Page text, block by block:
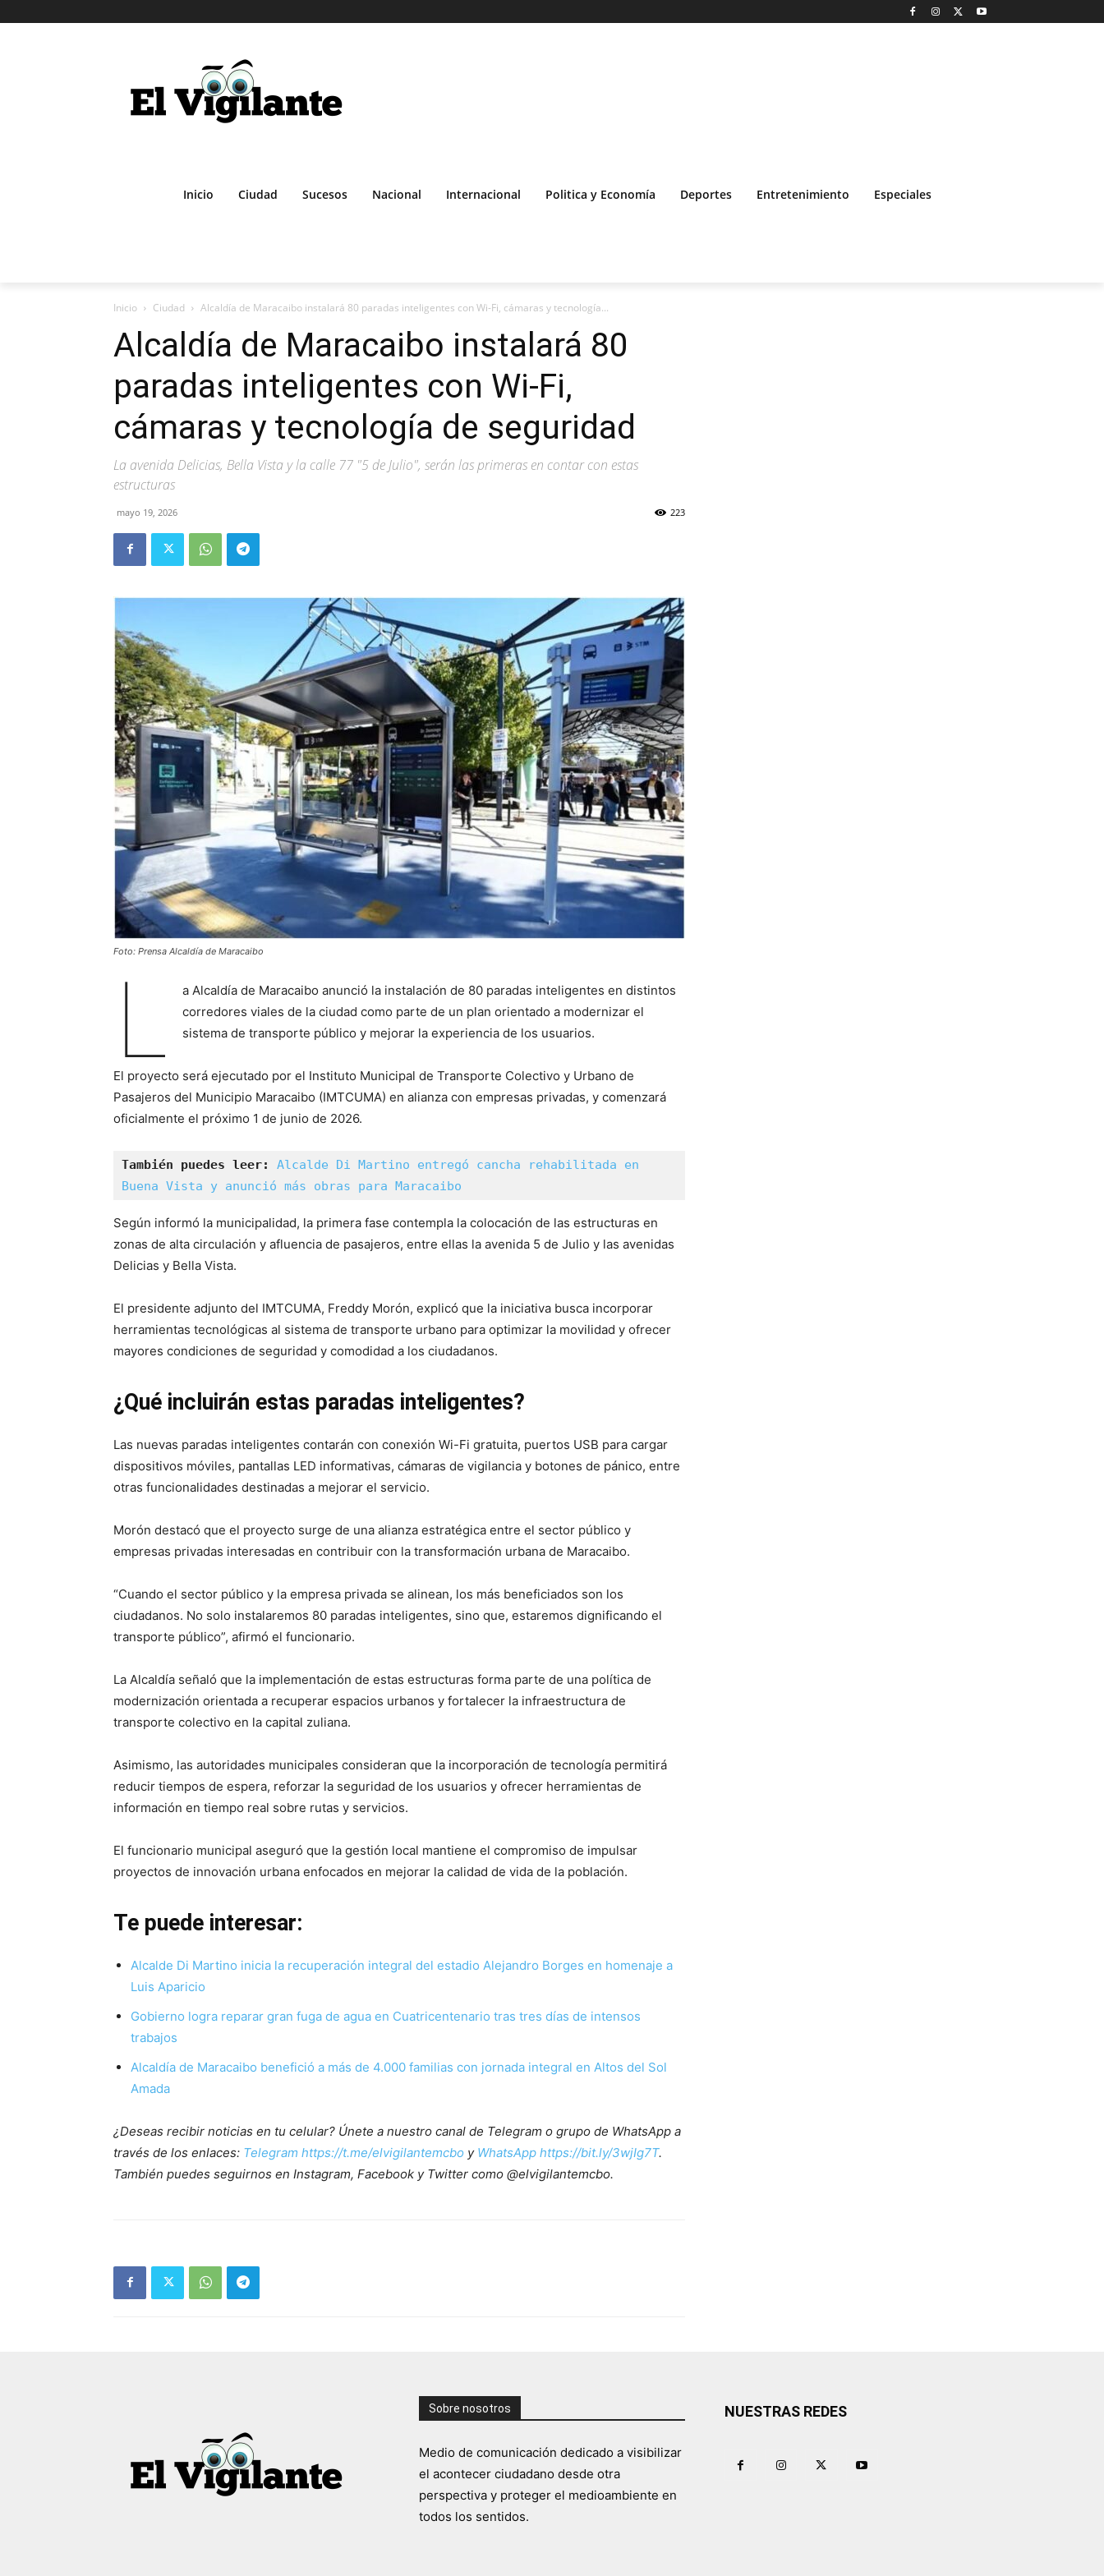
Inicio Ciudad Sucesos Nacional Internacional Politica y Economía Deportes Entretenimiento Especiales
Inicio Ciudad Alcaldía de Maracaibo instalará 80 paradas inteligentes con Wi-Fi, cámaras y tecnología...
Alcaldía de Maracaibo instalará 80
paradas inteligentes con Wi-Fi,
cámaras y tecnología de seguridad
La avenida Delicias, Bella Vista y la calle 77 "5 de Julio", serán las primeras en contar con estas
estructuras
mayo 19, 2026 223
Foto: Prensa Alcaldía de Maracaibo
L
a Alcaldía de Maracaibo anunció la instalación de 80 paradas inteligentes en distintos
corredores viales de la ciudad como parte de un plan orientado a modernizar el
sistema de transporte público y mejorar la experiencia de los usuarios.
El proyecto será ejecutado por el Instituto Municipal de Transporte Colectivo y Urbano de
Pasajeros del Municipio Maracaibo (IMTCUMA) en alianza con empresas privadas, y comenzará
oficialmente el próximo 1 de junio de 2026.
También puedes leer:
Alcalde Di Martino entregó cancha rehabilitada en
Buena Vista y anunció más obras para Maracaibo
Según informó la municipalidad, la primera fase contempla la colocación de las estructuras en
zonas de alta circulación y afluencia de pasajeros, entre ellas la avenida 5 de Julio y las avenidas
Delicias y Bella Vista.
El presidente adjunto del IMTCUMA, Freddy Morón, explicó que la iniciativa busca incorporar
herramientas tecnológicas al sistema de transporte urbano para optimizar la movilidad y ofrecer
mayores condiciones de seguridad y comodidad a los ciudadanos.
¿Qué incluirán estas paradas inteligentes?
Las nuevas paradas inteligentes contarán con conexión Wi-Fi gratuita, puertos USB para cargar
dispositivos móviles, pantallas LED informativas, cámaras de vigilancia y botones de pánico, entre
otras funcionalidades destinadas a mejorar el servicio.
Morón destacó que el proyecto surge de una alianza estratégica entre el sector público y
empresas privadas interesadas en contribuir con la transformación urbana de Maracaibo.
“Cuando el sector público y la empresa privada se alinean, los más beneficiados son los
ciudadanos. No solo instalaremos 80 paradas inteligentes, sino que, estaremos dignificando el
transporte público”, afirmó el funcionario.
La Alcaldía señaló que la implementación de estas estructuras forma parte de una política de
modernización orientada a recuperar espacios urbanos y fortalecer la infraestructura de
transporte colectivo en la capital zuliana.
Asimismo, las autoridades municipales consideran que la incorporación de tecnología permitirá
reducir tiempos de espera, reforzar la seguridad de los usuarios y ofrecer herramientas de
información en tiempo real sobre rutas y servicios.
El funcionario municipal aseguró que la gestión local mantiene el compromiso de impulsar
proyectos de innovación urbana enfocados en mejorar la calidad de vida de la población.
Te puede interesar:
Alcalde Di Martino inicia la recuperación integral del estadio Alejandro Borges en homenaje a
Luis Aparicio
Gobierno logra reparar gran fuga de agua en Cuatricentenario tras tres días de intensos
trabajos
Alcaldía de Maracaibo benefició a más de 4.000 familias con jornada integral en Altos del Sol
Amada
¿Deseas recibir noticias en tu celular? Únete a nuestro canal de Telegram o grupo de WhatsApp a
través de los enlaces: Telegram https://t.me/elvigilantemcbo y WhatsApp https://bit.ly/3wjIg7T.
También puedes seguirnos en Instagram, Facebook y Twitter como @elvigilantemcbo.
Sobre nosotros
Medio de comunicación dedicado a visibilizar
el acontecer ciudadano desde otra
perspectiva y proteger el medioambiente en
todos los sentidos.
NUESTRAS REDES